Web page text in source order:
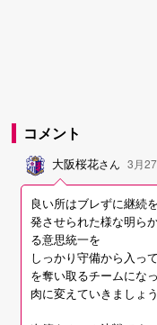
コメント
大阪桜花さん 3月
良い所はブレずに継続
発させられた様な明ら
る意思統一を
しっかり守備から入っ
を奪い取るチームにな
肉に変えていきましょう